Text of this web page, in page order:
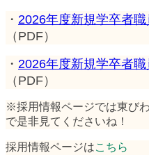
・ 2026年度新規学卒者職
（PDF）
・ 2026年度新規学卒者職
（PDF）
※採用情報ページでは東び
で是非見てくださいね！
採用情報ページはこちら